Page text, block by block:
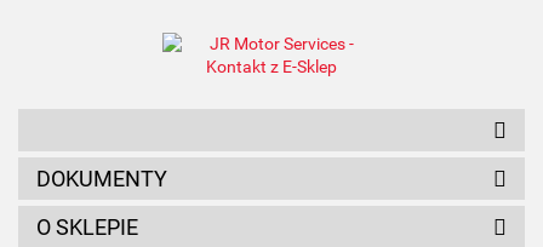
DOKUMENTY
O SKLEPIE